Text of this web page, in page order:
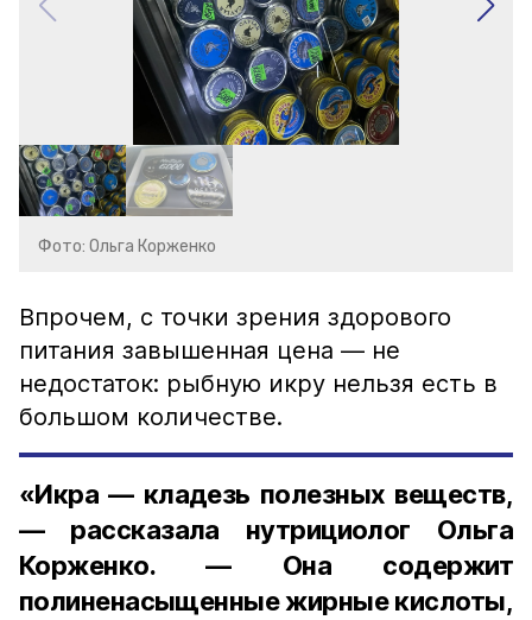
Фото: Ольга Корженко
Впрочем, с точки зрения здорового
питания завышенная цена — не
недостаток: рыбную икру нельзя есть в
большом количестве.
«Икра — кладезь полезных веществ,
— рассказала нутрициолог Ольга
Корженко. — Она содержит
полиненасыщенные жирные кислоты,